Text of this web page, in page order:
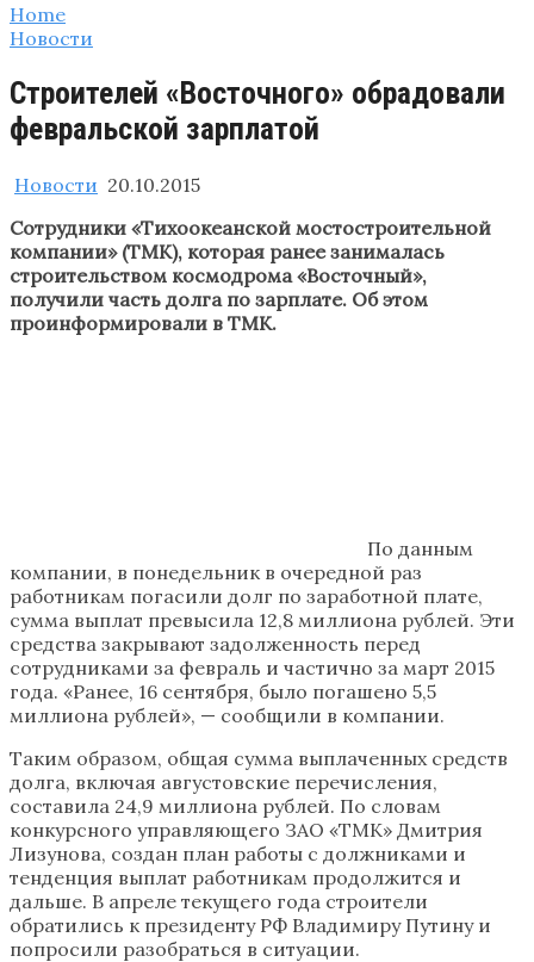
Home
Новости
Строителей «Восточного» обрадовали
февральской зарплатой
Новости 20.10.2015
Сотрудники «Тихоокеанской мостостроительной
компании» (ТМК), которая ранее занималась
строительством космодрома «Восточный»,
получили часть долга по зарплате. Об этом
проинформировали в ТМК.
По данным
компании, в понедельник в очередной раз
работникам погасили долг по заработной плате,
сумма выплат превысила 12,8 миллиона рублей. Эти
средства закрывают задолженность перед
сотрудниками за февраль и частично за март 2015
года. «Ранее, 16 сентября, было погашено 5,5
миллиона рублей», — сообщили в компании.
Таким образом, общая сумма выплаченных средств
долга, включая августовские перечисления,
составила 24,9 миллиона рублей. По словам
конкурсного управляющего ЗАО «ТМК» Дмитрия
Лизунова, создан план работы с должниками и
тенденция выплат работникам продолжится и
дальше. В апреле текущего года строители
обратились к президенту РФ Владимиру Путину и
попросили разобраться в ситуации.